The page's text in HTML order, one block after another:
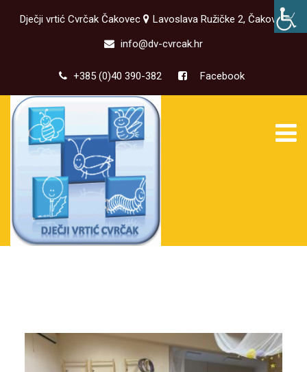
Dječji vrtić Cvrčak Čakovec
Lavoslava Ružičke 2, Čakovec
info@dv-cvrcak.hr
+385 (0)40 390-382 Facebook